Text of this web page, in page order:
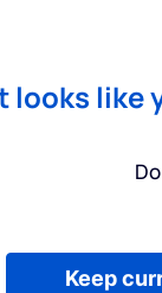
looks like
Keep